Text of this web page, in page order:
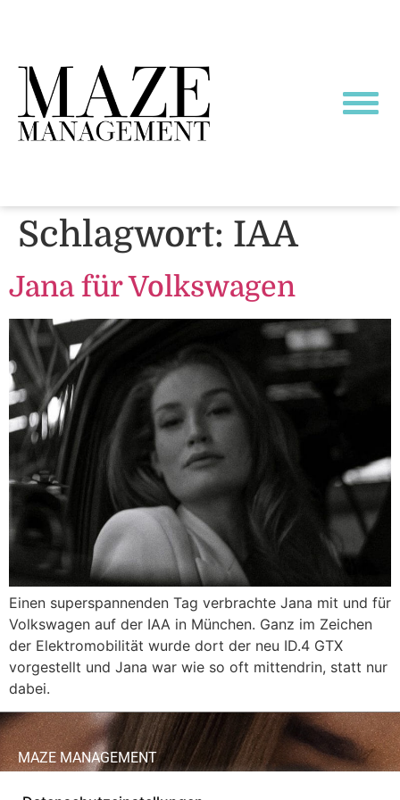
Schlagwort: IAA
Jana für Volkswagen
Einen superspannenden Tag verbrachte Jana mit und für
Volkswagen auf der IAA in München. Ganz im Zeichen
der Elektromobilität wurde dort der neu ID.4 GTX
vorgestellt und Jana war wie so oft mittendrin, statt nur
dabei.
MAZE MANAGEMENT